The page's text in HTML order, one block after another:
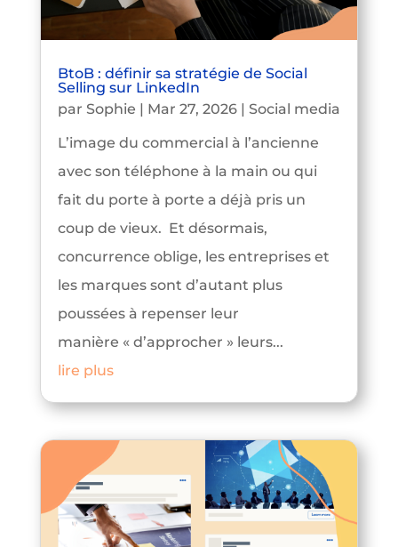
BtoB : définir sa stratégie de Social
Selling sur LinkedIn
par Sophie | Mar 27, 2026| Social media
L’image du commercial à l’ancienne
avec son téléphone à la main ou qui
fait du porte à porte a déjà pris un
coup de vieux. Et désormais,
concurrence oblige, les entreprises et
les marques sont d’autant plus
poussées à repenser leur
manière « d’approcher » leurs...
lire plus